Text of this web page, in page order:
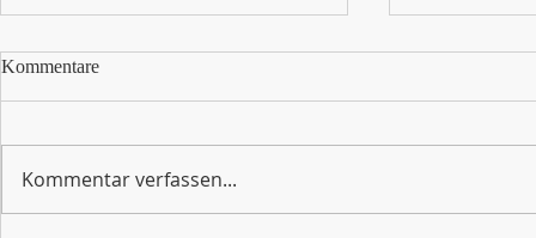
Kommentare
Kommentar verfassen...